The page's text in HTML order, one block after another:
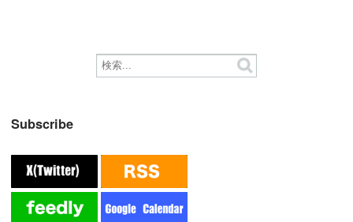
Subscribe